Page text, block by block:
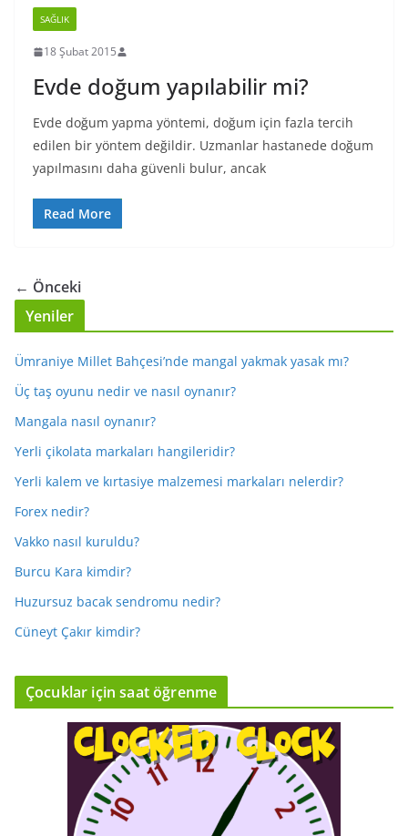
SAĞLIK
18 Şubat 2015
Evde doğum yapılabilir mi?
Evde doğum yapma yöntemi, doğum için fazla tercih
edilen bir yöntem değildir. Uzmanlar hastanede doğum
yapılmasını daha güvenli bulur, ancak
Read More
← Önceki
Yeniler
Ümraniye Millet Bahçesi’nde mangal yakmak yasak mı?
Üç taş oyunu nedir ve nasıl oynanır?
Mangala nasıl oynanır?
Yerli çikolata markaları hangileridir?
Yerli kalem ve kırtasiye malzemesi markaları nelerdir?
Forex nedir?
Vakko nasıl kuruldu?
Burcu Kara kimdir?
Huzursuz bacak sendromu nedir?
Cüneyt Çakır kimdir?
Çocuklar için saat öğrenme